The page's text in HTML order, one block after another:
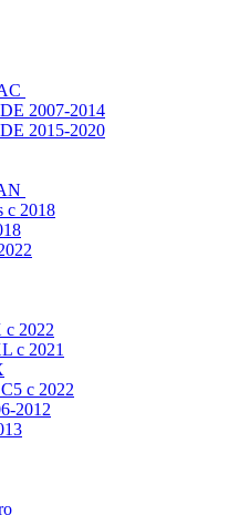
2007-2014
2015-2020
с 2018
2022
с 2021
с 2022
2012